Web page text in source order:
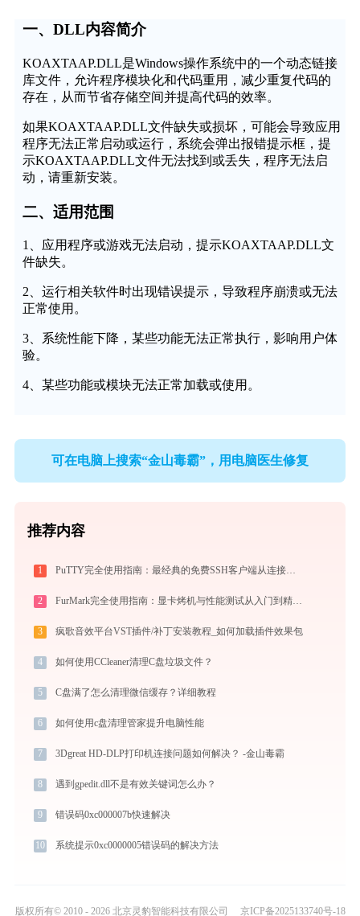
一、DLL内容简介
KOAXTAAP.DLL是Windows操作系统中的一个动态链接
库文件，允许程序模块化和代码重用，减少重复代码的
存在，从而节省存储空间并提高代码的效率。
如果KOAXTAAP.DLL文件缺失或损坏，可能会导致应用
程序无法正常启动或运行，系统会弹出报错提示框，提
示KOAXTAAP.DLL文件无法找到或丢失，程序无法启
动，请重新安装。
二、适用范围
1、应用程序或游戏无法启动，提示KOAXTAAP.DLL文
件缺失。
2、运行相关软件时出现错误提示，导致程序崩溃或无法
正常使用。
3、系统性能下降，某些功能无法正常执行，影响用户体
验。
4、某些功能或模块无法正常加载或使用。
可在电脑上搜索“金山毒霸”，用电脑医生修复
推荐内容
1 PuTTY完全使用指南：最经典的免费SSH客户端从连接到精通（2026最新）
2 FurMark完全使用指南：显卡烤机与性能测试从入门到精通（2026最新）
3 疯歌音效平台VST插件/补丁安装教程_如何加载插件效果包
4 如何使用CCleaner清理C盘垃圾文件？
5 C盘满了怎么清理微信缓存？详细教程
6 如何使用c盘清理管家提升电脑性能
7 3Dgreat HD-DLP打印机连接问题如何解决？ -金山毒霸
8 遇到gpedit.dll不是有效关键词怎么办？
9 错误码0xc000007b快速解决
10 系统提示0xc0000005错误码的解决方法
版权所有© 2010 - 2026 北京灵豹智能科技有限公司 京ICP备2025133740号-18